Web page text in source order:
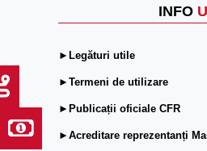
INFO
►Legături utile
►Termeni de utilizare
►Publicații oficiale CFR
►Acreditare reprezentanți